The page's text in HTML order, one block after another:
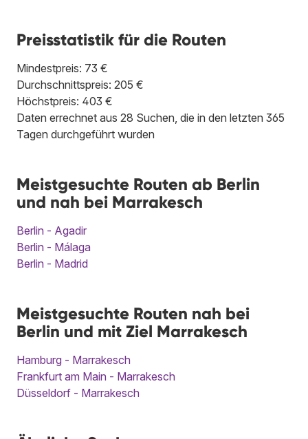
Preisstatistik für die Routen
Mindestpreis: 73 €
Durchschnittspreis: 205 €
Höchstpreis: 403 €
Daten errechnet aus 28 Suchen, die in den letzten 365
Tagen durchgeführt wurden
Meistgesuchte Routen ab Berlin
und nah bei Marrakesch
Berlin - Agadir
Berlin - Málaga
Berlin - Madrid
Meistgesuchte Routen nah bei
Berlin und mit Ziel Marrakesch
Hamburg - Marrakesch
Frankfurt am Main - Marrakesch
Düsseldorf - Marrakesch